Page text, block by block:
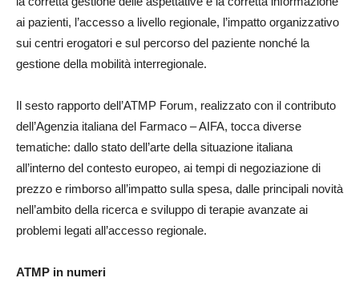
ai pazienti, l’accesso a livello regionale, l’impatto organizzativo
sui centri erogatori e sul percorso del paziente nonché la
gestione della mobilità interregionale.
Il sesto rapporto dell’ATMP Forum, realizzato con il contributo
dell’Agenzia italiana del Farmaco – AIFA, tocca diverse
tematiche: dallo stato dell’arte della situazione italiana
all’interno del contesto europeo, ai tempi di negoziazione di
prezzo e rimborso all’impatto sulla spesa, dalle principali novità
nell’ambito della ricerca e sviluppo di terapie avanzate ai
problemi legati all’accesso regionale.
ATMP in numeri